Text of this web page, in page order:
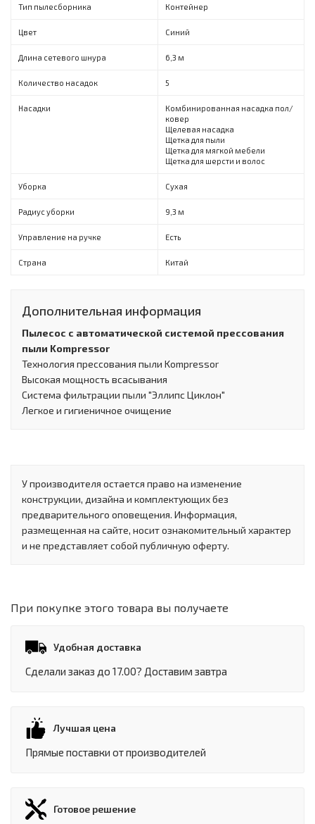
Тип пылесборника Контейнер
Цвет Синий
Длина сетевого шнура 6,3 м
Количество насадок 5
Насадки
Комбинированная насадка пол/
ковер
Щелевая насадка
Щетка для пыли
Щетка для мягкой мебели
Щетка для шерсти и волос
Уборка Сухая
Радиус уборки 9,3 м
Управление на ручке Есть
Страна Китай
Дополнительная информация
Пылесос с автоматической системой прессования
пыли Kompressor
Технология прессования пыли Kompressor
Высокая мощность всасывания
Система фильтрации пыли "Эллипс Циклон"
Легкое и гигиеничное очищение
У производителя остается право на изменение
конструкции, дизайна и комплектующих без
предварительного оповещения. Информация,
размещенная на сайте, носит ознакомительный характер
и не представляет собой публичную оферту.
При покупке этого товара вы получаете
Удобная доставка
Сделали заказ до 17.00? Доставим завтра
Лучшая цена
Прямые поставки от производителей
Готовое решение